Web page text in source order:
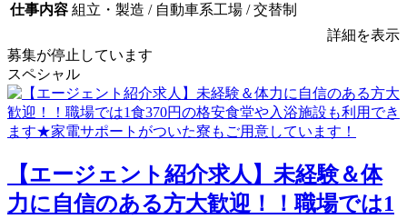
仕事内容 組立・製造 / 自動車系工場 / 交替制
詳細を表示
募集が停止しています
スペシャル
【エージェント紹介求人】未経験＆体
力に自信のある方大歓迎！！職場では1